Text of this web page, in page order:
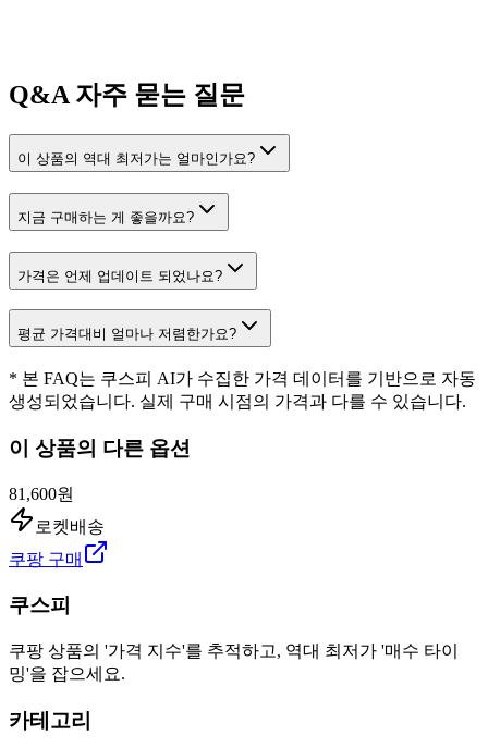
Q&A자주 묻는 질문
이 상품의 역대 최저가는 얼마인가요?
지금 구매하는 게 좋을까요?
가격은 언제 업데이트 되었나요?
평균 가격대비 얼마나 저렴한가요?
* 본 FAQ는 쿠스피 AI가 수집한 가격 데이터를 기반으로 자동
생성되었습니다. 실제 구매 시점의 가격과 다를 수 있습니다.
이 상품의 다른 옵션
81,600원
로켓배송
쿠팡 구매
쿠스피
쿠팡 상품의 '가격 지수'를 추적하고, 역대 최저가 '매수 타이
밍'을 잡으세요.
카테고리